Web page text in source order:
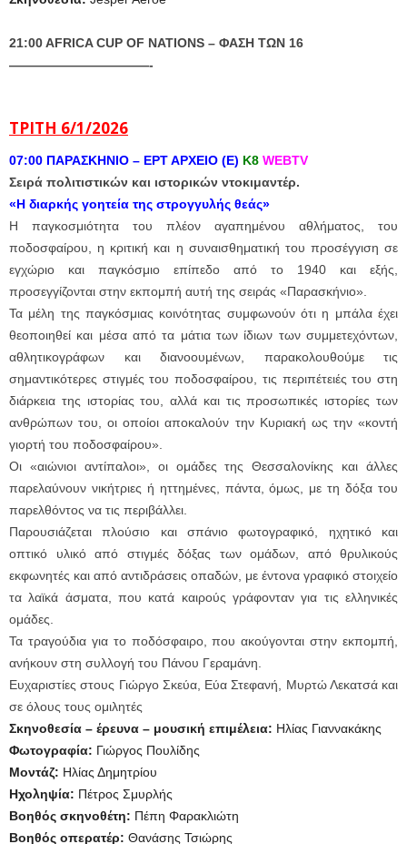
21:00 AFRICA CUP OF NATIONS – ΦΑΣΗ ΤΩΝ 16
———————————-
ΤΡΙΤΗ 6/1/2026
07:00 ΠΑΡΑΣΚΗΝΙΟ – ΕΡΤ ΑΡΧΕΙΟ (Ε) Κ8 WEBTV
Σειρά πολιτιστικών και ιστορικών ντοκιμαντέρ.
«Η διαρκής γοητεία της στρογγυλής θεάς»
Η παγκοσμιότητα του πλέον αγαπημένου αθλήματος, του
ποδοσφαίρου, η κριτική και η συναισθηματική του προσέγγιση σε
εγχώριο και παγκόσμιο επίπεδο από το 1940 και εξής,
προσεγγίζονται στην εκπομπή αυτή της σειράς «Παρασκήνιο».
Τα μέλη της παγκόσμιας κοινότητας συμφωνούν ότι η μπάλα έχει
θεοποιηθεί και μέσα από τα μάτια των ίδιων των συμμετεχόντων,
αθλητικογράφων και διανοουμένων, παρακολουθούμε τις
σημαντικότερες στιγμές του ποδοσφαίρου, τις περιπέτειές του στη
διάρκεια της ιστορίας του, αλλά και τις προσωπικές ιστορίες των
ανθρώπων του, οι οποίοι αποκαλούν την Κυριακή ως την «κοντή
γιορτή του ποδοσφαίρου».
Οι «αιώνιοι αντίπαλοι», οι ομάδες της Θεσσαλονίκης και άλλες
παρελαύνουν νικήτριες ή ηττημένες, πάντα, όμως, με τη δόξα του
παρελθόντος να τις περιβάλλει.
Παρουσιάζεται πλούσιο και σπάνιο φωτογραφικό, ηχητικό και
οπτικό υλικό από στιγμές δόξας των ομάδων, από θρυλικούς
εκφωνητές και από αντιδράσεις οπαδών, με έντονα γραφικό στοιχείο
τα λαϊκά άσματα, που κατά καιρούς γράφονταν για τις ελληνικές
ομάδες.
Τα τραγούδια για το ποδόσφαιρο, που ακούγονται στην εκπομπή,
ανήκουν στη συλλογή του Πάνου Γεραμάνη.
Ευχαριστίες στους Γιώργο Σκεύα, Εύα Στεφανή, Μυρτώ Λεκατσά και
σε όλους τους ομιλητές
Σκηνοθεσία – έρευνα – μουσική επιμέλεια: Ηλίας Γιαννακάκης
Φωτογραφία: Γιώργος Πουλίδης
Μοντάζ: Ηλίας Δημητρίου
Ηχοληψία: Πέτρος Σμυρλής
Βοηθός σκηνοθέτη: Πέπη Φαρακλιώτη
Βοηθός οπερατέρ: Θανάσης Τσιώρης